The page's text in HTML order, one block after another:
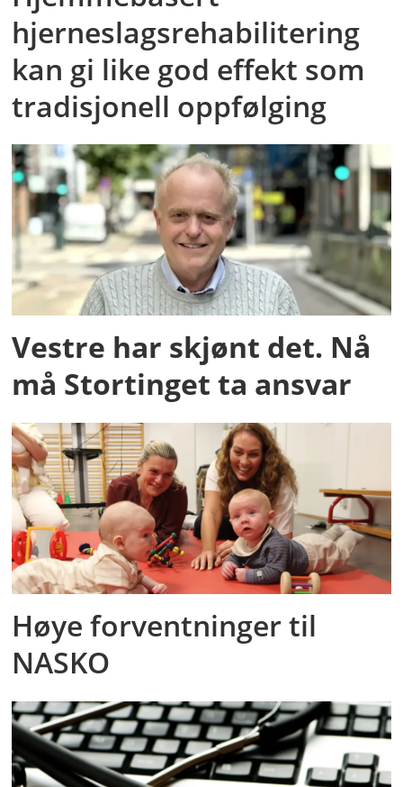
hjerneslagsrehabilitering
kan gi like god effekt som
tradisjonell oppfølging
Vestre har skjønt det. Nå
må Stortinget ta ansvar
Høye forventninger til
NASKO